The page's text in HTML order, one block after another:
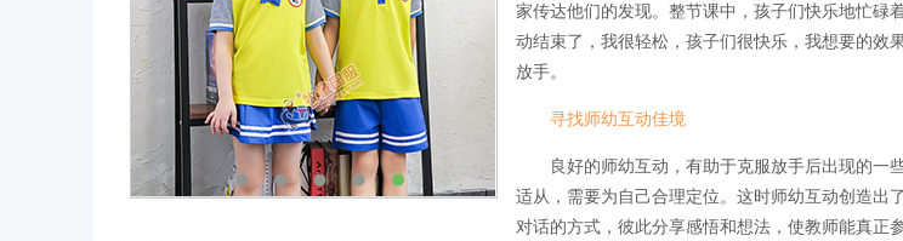
家传达他们的发现。整节课中，孩子们快乐地忙碌
动结束了，我很轻松，孩子们很快乐，我想要的效
放手。
寻找师幼互动佳境
良好的师幼互动，有助于克服放手后出现的一
适从，需要为自己合理定位。这时师幼互动创造出
对话的方式，彼此分享感悟和想法，使教师能真正